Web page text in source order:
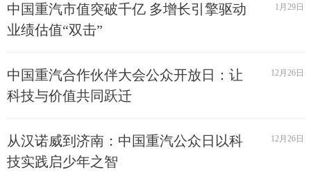
中国重汽市值突破千亿 多增长引擎驱动
业绩估值“双击”
1月29日
中国重汽合作伙伴大会公众开放日：让
科技与价值共同跃迁
12月26日
从汉诺威到济南：中国重汽公众日以科
技实践启少年之智
12月26日